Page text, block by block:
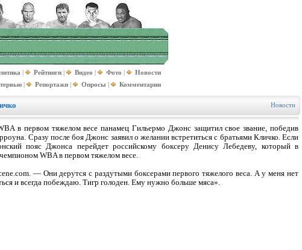
| Рейтинги | Видео | Фото |
Новости
| Репортажи | Опросы | Комментарии
Новости
в первом тяжелом весе панамец Гильермо Джонс защитил свое звание, победив
Сразу после боя Джонс заявил о желании встретиться с братьями Кличко. Если
пояс Джонса перейдет российскому боксеру Денису Лебедеву, который в
WBA в первом тяжелом весе.
— Они дерутся с раздутыми боксерами первого тяжелого веса. А у меня нет
и всегда побеждаю. Тигр голоден. Ему нужно больше мяса».